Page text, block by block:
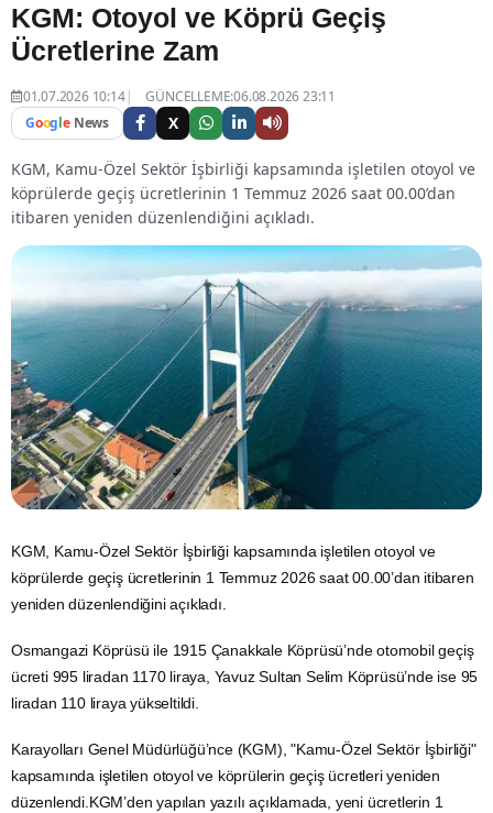
KGM: Otoyol ve Köprü Geçiş
Ücretlerine Zam
01.07.2026 10:14
GÜNCELLEME:06.08.2026 23:11
Google News X
KGM, Kamu-Özel Sektör İşbirliği kapsamında işletilen otoyol ve
köprülerde geçiş ücretlerinin 1 Temmuz 2026 saat 00.00’dan
itibaren yeniden düzenlendiğini açıkladı.
KGM, Kamu-Özel Sektör İşbirliği kapsamında işletilen otoyol ve
köprülerde geçiş ücretlerinin 1 Temmuz 2026 saat 00.00’dan itibaren
yeniden düzenlendiğini açıkladı.
Osmangazi Köprüsü ile 1915 Çanakkale Köprüsü’nde otomobil geçiş
ücreti 995 liradan 1170 liraya, Yavuz Sultan Selim Köprüsü’nde ise 95
liradan 110 liraya yükseltildi.
Karayolları Genel Müdürlüğü’nce (KGM), "Kamu-Özel Sektör İşbirliği"
kapsamında işletilen otoyol ve köprülerin geçiş ücretleri yeniden
düzenlendi.KGM’den yapılan yazılı açıklamada, yeni ücretlerin 1